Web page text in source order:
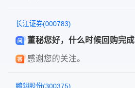
长江证券(000783)
董秘您好，什么时候回购完成
感谢您的关注。
鹏翎股份(300375)